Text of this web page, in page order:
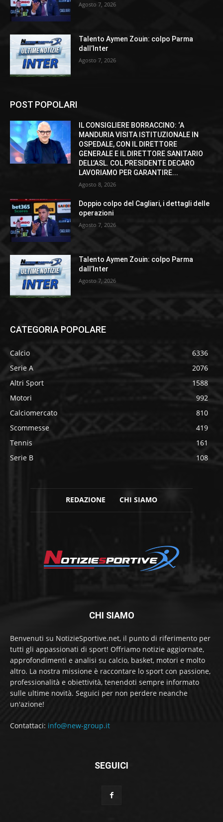
Agosto 7, 2026
Talento Aymen Zouin: colpo Parma
dall’Inter
Agosto 7, 2026
POST POPOLARI
IL CONSIGLIERE BORRACCINO: ‘A
MANDURIA VISITA ISTITUZIONALE IN
OSPEDALE, CON IL DIRETTORE
GENERALE E IL DIRETTORE SANITARIO
DELL’ASL. COL PRESIDENTE DECARO
LAVORIAMO PER GARANTIRE...
Agosto 8, 2026
Doppio colpo del Cagliari, i dettagli delle
operazioni
Agosto 7, 2026
Talento Aymen Zouin: colpo Parma
dall’Inter
Agosto 7, 2026
CATEGORIA POPOLARE
Calcio
6336
Serie A
2076
Altri Sport
1588
Motori
992
Calciomercato
810
Scommesse
419
Tennis
161
Serie B
108
REDAZIONE CHI SIAMO
CHI SIAMO
Benvenuti su NotizieSportive.net, il punto di riferimento per
tutti gli appassionati di sport! Offriamo notizie aggiornate,
approfondimenti e analisi su calcio, basket, motori e molto
altro. La nostra missione è raccontare lo sport con passione,
professionalità e obiettività, tenendoti sempre informato
sulle ultime novità. Seguici per non perdere neanche
un'azione!
Contattaci: info@new-group.it
SEGUICI